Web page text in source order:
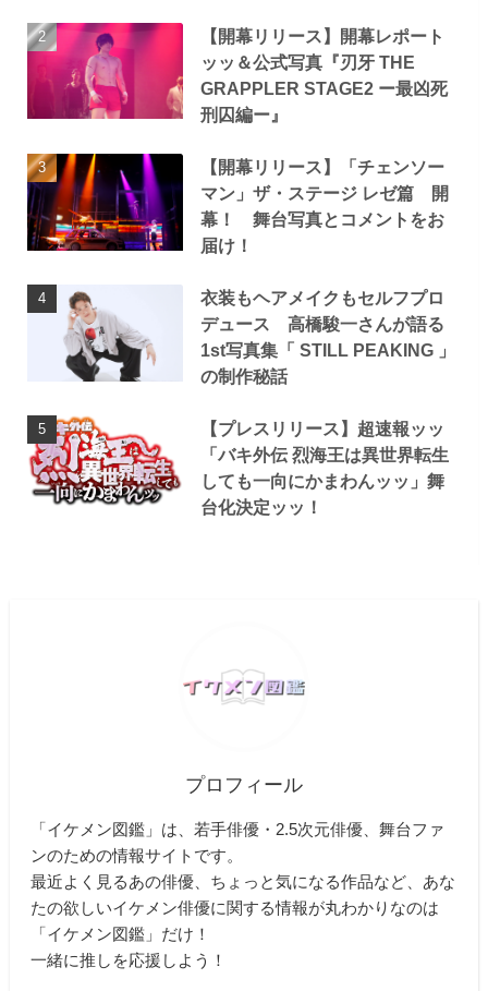
【開幕リリース】開幕レポート
ッッ＆公式写真『刃牙 THE
GRAPPLER STAGE2 ー最凶死
刑囚編ー』
【開幕リリース】「チェンソー
マン」ザ・ステージ レゼ篇 開
幕！ 舞台写真とコメントをお
届け！
衣装もヘアメイクもセルフプロ
デュース 高橋駿一さんが語る
1st写真集「 STILL PEAKING 」
の制作秘話
【プレスリリース】超速報ッッ
「バキ外伝 烈海王は異世界転生
しても一向にかまわんッッ」舞
台化決定ッッ！
プロフィール
「イケメン図鑑」は、若手俳優・2.5次元俳優、舞台ファ
ンのための情報サイトです。
最近よく見るあの俳優、ちょっと気になる作品など、あな
たの欲しいイケメン俳優に関する情報が丸わかりなのは
「イケメン図鑑」だけ！
一緒に推しを応援しよう！